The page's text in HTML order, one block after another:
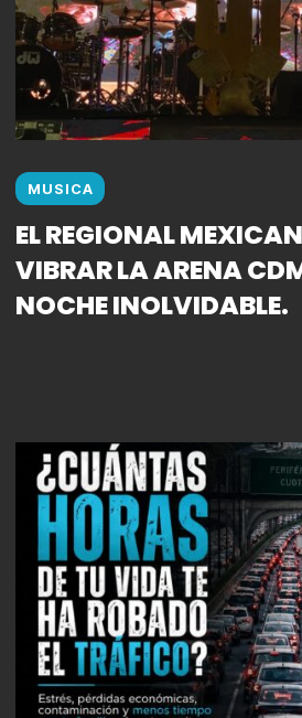
MUSICA
EL REGIONAL
VIBRAR LA ARENA
NOCHE INOLVIDABLE.